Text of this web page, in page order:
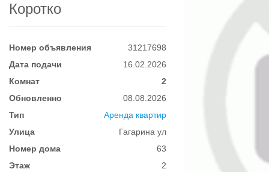
Коротко
Номер объявления
31217698
Дата подачи
16.02.2026
Комнат
2
Обновленно
08.08.2026
Тип
Аренда квартир
Улица
Гагарина ул
Номер дома
63
Этаж
2